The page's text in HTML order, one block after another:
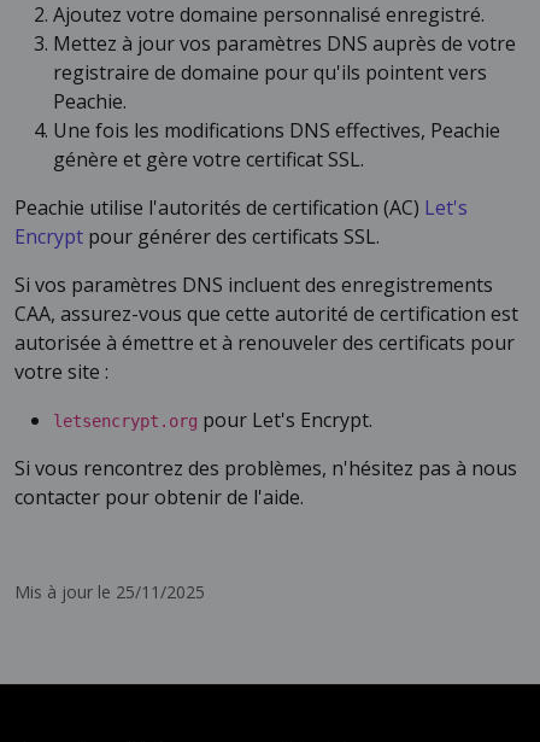
Ajoutez votre domaine personnalisé enregistré.
Mettez à jour vos paramètres DNS auprès de votre
registraire de domaine pour qu'ils pointent vers
Peachie.
Une fois les modifications DNS effectives, Peachie
génère et gère votre certificat SSL.
Peachie utilise l'autorités de certification (AC) Let's
Encrypt pour générer des certificats SSL.
Si vos paramètres DNS incluent des enregistrements
CAA, assurez-vous que cette autorité de certification est
autorisée à émettre et à renouveler des certificats pour
votre site :
letsencrypt.org pour Let's Encrypt.
Si vous rencontrez des problèmes, n'hésitez pas à nous
contacter pour obtenir de l'aide.
Mis à jour le 25/11/2025